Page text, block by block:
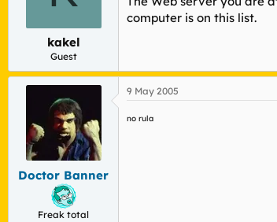
kakel
Guest
computer is on this list.
Doctor Banner
Freak total
9 May 2005
no rula